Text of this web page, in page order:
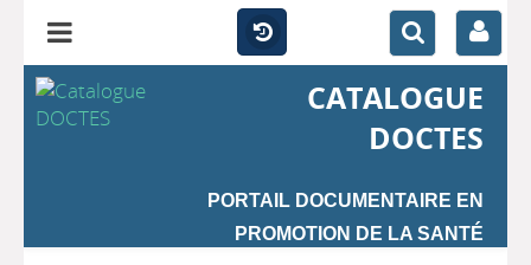
CATALOGUE
DOCTES
PORTAIL DOCUMENTAIRE EN
PROMOTION DE LA SANTÉ